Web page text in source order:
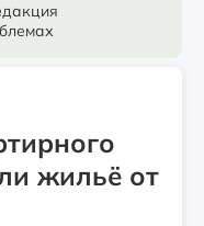
жильё от